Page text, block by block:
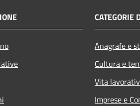
CATEGORIE
Anagrafe e
Cultura e
Vita
Imprese e